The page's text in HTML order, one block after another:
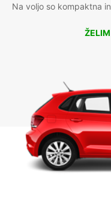
Na voljo so kompaktna